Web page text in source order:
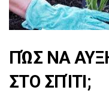
ΠΏΣ ΝΑ
ΣΤΟ ΣΠΊΤΙ;